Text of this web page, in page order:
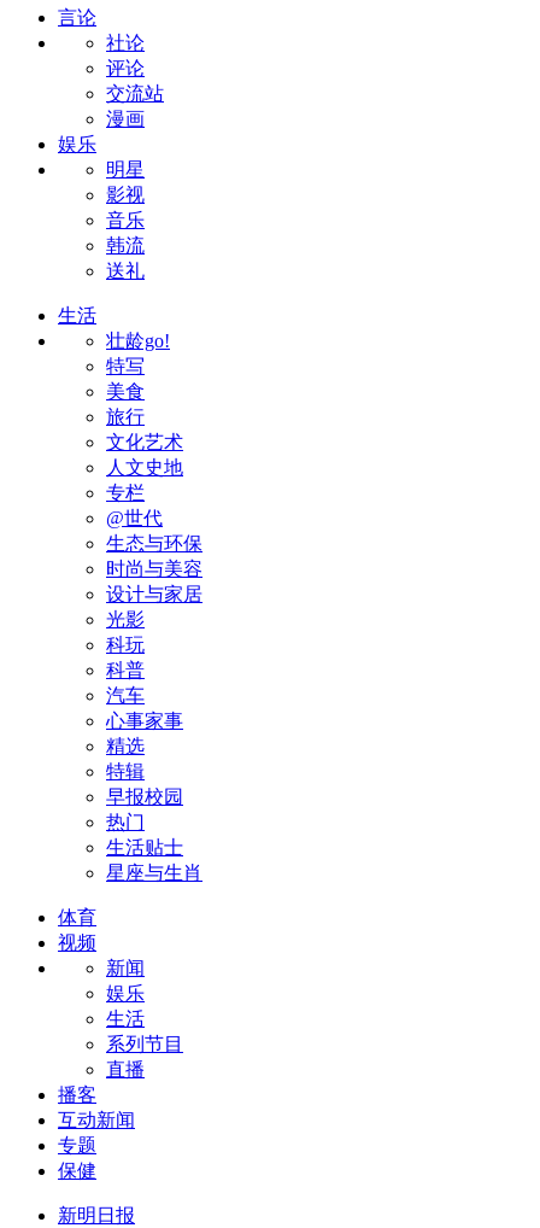
言论
社论
评论
交流站
漫画
娱乐
明星
影视
音乐
韩流
送礼
生活
壮龄go!
特写
美食
旅行
文化艺术
人文史地
专栏
@世代
生态与环保
时尚与美容
设计与家居
光影
科玩
科普
汽车
心事家事
精选
特辑
早报校园
热门
生活贴士
星座与生肖
体育
视频
新闻
娱乐
生活
系列节目
直播
播客
互动新闻
专题
保健
新明日报